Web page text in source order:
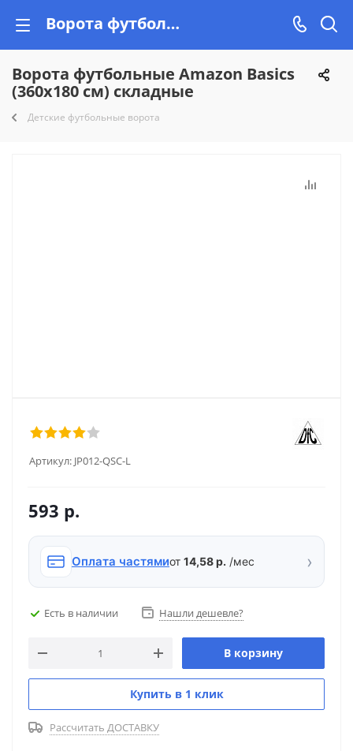
Ворота футбольные Amazon Basics (360х180 см) складные купить недорого на Vishop!
Ворота футбольные Amazon Basics
(360х180 см) складные
Детские футбольные ворота
Артикул: JP012-QSC-L
593 р.
Оплата частямиот 14,58 р. /мес ›
Есть в наличии Нашли дешевле?
В корзину
Купить в 1 клик
Рассчитать ДОСТАВКУ